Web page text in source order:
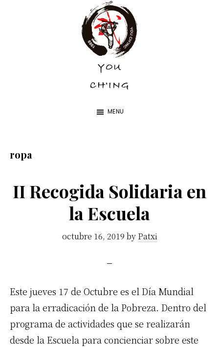
YOU
CH'ING
YOU
CH'ING
MENU
ropa
II Recogida Solidaria en
la Escuela
octubre 16, 2019 by Patxi
Este jueves 17 de Octubre es el Día Mundial
para la erradicación de la Pobreza. Dentro del
programa de actividades que se realizarán
desde la Escuela para concienciar sobre este